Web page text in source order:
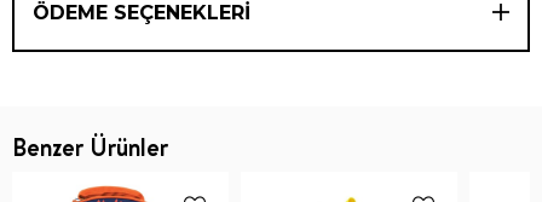
ÖDEME SEÇENEKLERI
Benzer Ürünler